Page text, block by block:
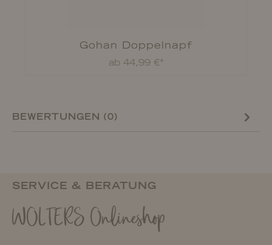
Gohan Doppelnapf
ab 44,99 €*
BEWERTUNGEN (0)
SERVICE & BERATUNG
WOLTERS Onlineshop